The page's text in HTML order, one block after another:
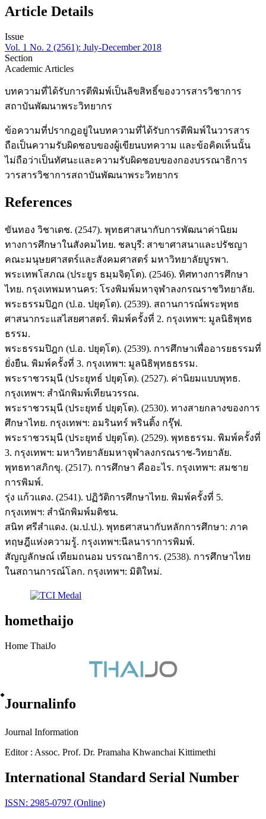
Article Details
Issue
Vol. 1 No. 2 (2561): July-December 2018
Section
Academic Articles
บทความที่ได้รับการตีพิมพ์เป็นลิขสิทธิ์ของวารสารวิชาการ
สถาบันพัฒนาพระวิทยากร
ข้อความที่ปรากฎอยู่ในบทความที่ได้รับการตีพิมพ์ในวารสาร
ถือเป็นความรับผิดชอบของผู้เขียนบทความ และข้อคิดเห็นนั้น
ไม่ถือว่าเป็นทัศนะและความรับผิดชอบของกองบรรณาธิการ
วารสารวิชาการสถาบันพัฒนาพระวิทยากร
References
ขันทอง วิชาเดช. (2547). พุทธศาสนากับการพัฒนาค่านิยม
ทางการศึกษาในสังคมไทย. ชลบุรี: สาขาศาสนาและปรัชญา
คณะมนุษยศาสตร์และสังคมศาสตร์ มหาวิทยาลัยบูรพา.
พระเทพโสภณ (ประยูร ธมฺมจิตฺโต). (2546). ทิศทางการศึกษา
ไทย. กรุงเทพมหานคร: โรงพิมพ์มหาจุฬาลงกรณราชวิทยาลัย.
พระธรรมปิฎก (ป.อ. ปยุตฺโต). (2539). สถานการณ์พระพุทธ
ศาสนากระแสไสยศาสตร์. พิมพ์ครั้งที่ 2. กรุงเทพฯ: มูลนิธิพุทธ
ธรรม.
พระธรรมปิฎก (ป.อ. ปยุตฺโต). (2539). การศึกษาเพื่ออารยธรรมที่
ยั่งยืน. พิมพ์ครั้งที่ 3. กรุงเทพฯ: มูลนิธิพุทธธรรม.
พระราชวรมุนี (ประยุทธ์ ปยุตฺโต). (2527). ค่านิยมแบบพุทธ.
กรุงเทพฯ: สำนักพิมพ์เทียนวรรณ.
พระราชวรมุนี (ประยุทธ์ ปยุตฺโต). (2530). ทางสายกลางของการ
ศึกษาไทย. กรุงเทพฯ: อมรินทร์ พรินติ้ง กรุ๊ฟ.
พระราชวรมุนี (ประยุทธ์ ปยุตฺโต). (2529). พุทธธรรม. พิมพ์ครั้งที่
3. กรุงเทพฯ: มหาวิทยาลัยมหาจุฬาลงกรณราช-วิทยาลัย.
พุทธทาสภิกขุ. (2517). การศึกษา คืออะไร. กรุงเทพฯ: สมชาย
การพิมพ์.
รุ่ง แก้วแดง. (2541). ปฏิวัติการศึกษาไทย. พิมพ์ครั้งที่ 5.
กรุงเทพฯ: สำนักพิมพ์มติชน.
สนิท ศรีสำแดง. (ม.ป.ป.). พุทธศาสนากับหลักการศึกษา: ภาค
ทฤษฎีแห่งความรู้. กรุงเทพฯ:นีลนาราการพิมพ์.
สัญญลักษณ์ เทียมถนอม บรรณาธิการ. (2538). การศึกษาไทย
ในสถานการณ์โลก. กรุงเทพฯ: มิติใหม่.
homethaijo
Home ThaiJo
๋Journalinfo
Journal Information
Editor : Assoc. Prof. Dr. Pramaha Khwanchai Kittimethi
International Standard Serial Number
ISSN: 2985-0797 (Online)